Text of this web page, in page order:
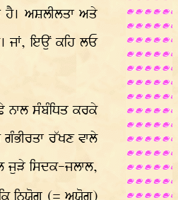
ਹੈ। ਅਸ਼ਲੀਲਤਾ ਅਤੇ
ਜਾਂ, ਇਉਂ ਕਹਿ ਲਓ
ਨਾਲ ਸੰਬੰਧਿਤ ਕਰਕੇ
ਰੱਖਣ ਵਾਲੇ
ਜੁੜੇ ਸਿਦਕ-ਜਲਾਲ,